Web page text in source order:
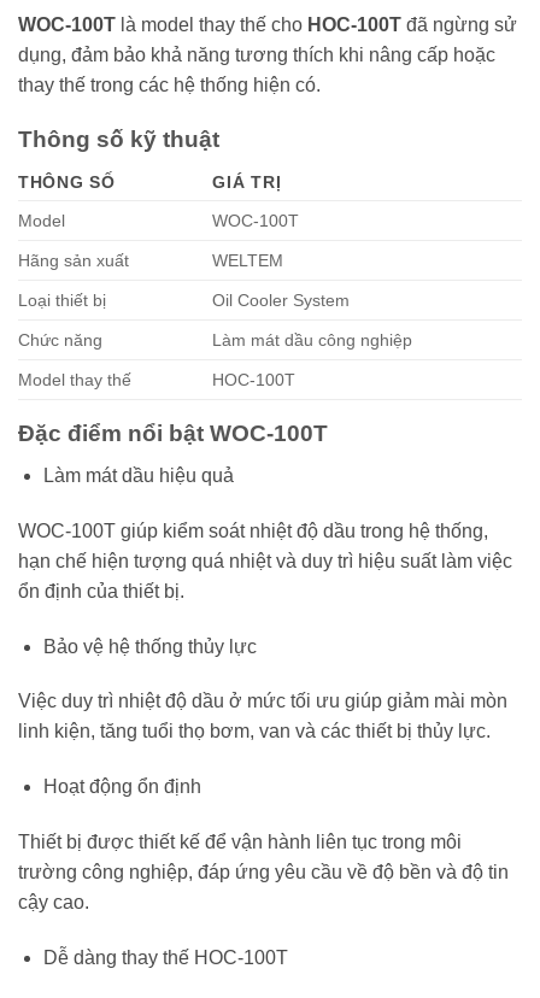
WOC-100T là model thay thế cho HOC-100T đã ngừng sử
dụng, đảm bảo khả năng tương thích khi nâng cấp hoặc
thay thế trong các hệ thống hiện có.
Thông số kỹ thuật
THÔNG SỐ
GIÁ TRỊ
Model
WOC-100T
Hãng sản xuất WELTEM
Loại thiết bị Oil Cooler System
Chức năng Làm mát dầu công nghiệp
Model thay thế HOC-100T
Đặc điểm nổi bật WOC-100T
Làm mát dầu hiệu quả
WOC-100T giúp kiểm soát nhiệt độ dầu trong hệ thống,
hạn chế hiện tượng quá nhiệt và duy trì hiệu suất làm việc
ổn định của thiết bị.
Bảo vệ hệ thống thủy lực
Việc duy trì nhiệt độ dầu ở mức tối ưu giúp giảm mài mòn
linh kiện, tăng tuổi thọ bơm, van và các thiết bị thủy lực.
Hoạt động ổn định
Thiết bị được thiết kế để vận hành liên tục trong môi
trường công nghiệp, đáp ứng yêu cầu về độ bền và độ tin
cậy cao.
Dễ dàng thay thế HOC-100T